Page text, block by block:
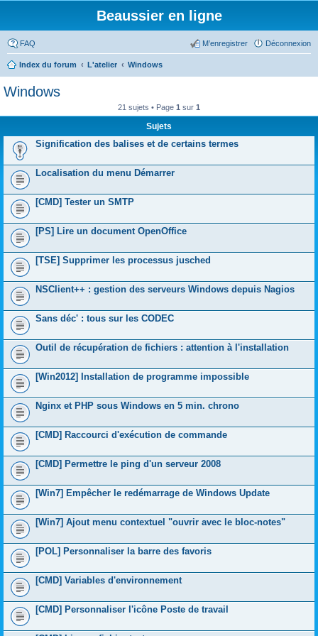
Beaussier en ligne
FAQ Déconnexion
M’enregistrer
Index du forum L'atelier Windows
Windows
21 sujets • Page 1 sur 1
Sujets
Signification des balises et de certains termes
Localisation du menu Démarrer
[CMD] Tester un SMTP
[PS] Lire un document OpenOffice
[TSE] Supprimer les processus jusched
NSClient++ : gestion des serveurs Windows depuis Nagios
Sans déc' : tous sur les CODEC
Outil de récupération de fichiers : attention à l'installation
[Win2012] Installation de programme impossible
Nginx et PHP sous Windows en 5 min. chrono
[CMD] Raccourci d'exécution de commande
[CMD] Permettre le ping d'un serveur 2008
[Win7] Empêcher le redémarrage de Windows Update
[Win7] Ajout menu contextuel "ouvrir avec le bloc-notes"
[POL] Personnaliser la barre des favoris
[CMD] Variables d'environnement
[CMD] Personnaliser l'icône Poste de travail